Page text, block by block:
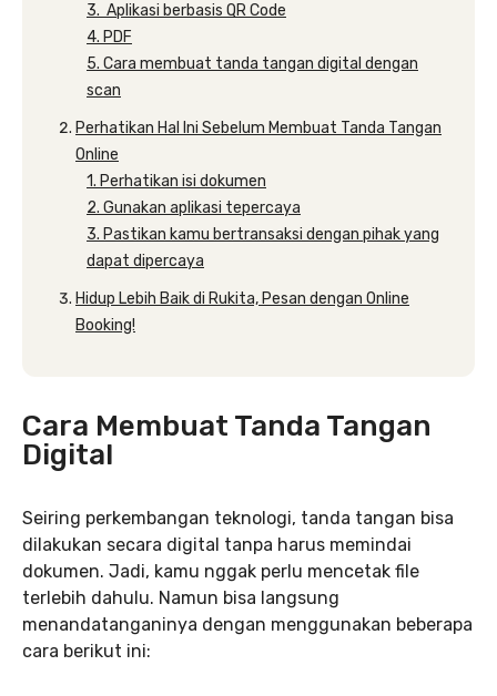
3. Aplikasi berbasis QR Code
4. PDF
5. Cara membuat tanda tangan digital dengan
scan
Perhatikan Hal Ini Sebelum Membuat Tanda Tangan
Online
1. Perhatikan isi dokumen
2. Gunakan aplikasi tepercaya
3. Pastikan kamu bertransaksi dengan pihak yang
dapat dipercaya
Hidup Lebih Baik di Rukita, Pesan dengan Online
Booking!
Cara Membuat Tanda Tangan
Digital
Seiring perkembangan teknologi, tanda tangan bisa
dilakukan secara digital tanpa harus memindai
dokumen. Jadi, kamu nggak perlu mencetak file
terlebih dahulu. Namun bisa langsung
menandatanganinya dengan menggunakan beberapa
cara berikut ini: